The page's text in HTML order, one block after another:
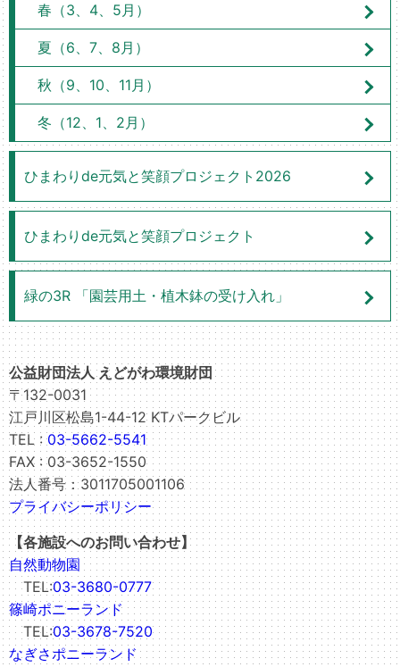
春（3、4、5月）
夏（6、7、8月）
秋（9、10、11月）
冬（12、1、2月）
ひまわりde元気と笑顔プロジェクト2026
ひまわりde元気と笑顔プロジェクト
緑の3R 「園芸用土・植木鉢の受け入れ」
公益財団法人 えどがわ環境財団
〒132-0031
江戸川区松島1-44-12 KTパークビル
TEL :03-5662-5541
FAX : 03-3652-1550
法人番号：3011705001106
プライバシーポリシー
【各施設へのお問い合わせ】
自然動物園
TEL:03-3680-0777
篠崎ポニーランド
TEL:03-3678-7520
なぎさポニーランド